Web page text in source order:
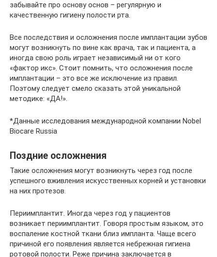
забывайте про основу основ – регулярную и
качественную гигиену полости рта.
Все последствия и осложнения после имплантации зубов
могут возникнуть по вине как врача, так и пациента, а
иногда свою роль играет независимый ни от кого
«фактор икс». Стоит помнить, что осложнения после
имплантации – это все же исключение из правил.
Поэтому следует смело сказать этой уникальной
методике: «ДА!».
*Данные исследования международной компании Nobel
Biocare Russia
Поздние осложнения
Такие осложнения могут возникнуть через год после
успешного вживления искусственных корней и установки
на них протезов.
Периимплантит. Иногда через год у пациентов
возникает периимплантит. Говоря простым языком, это
воспаление костной ткани близ импланта. Чаще всего
причиной его появления является небрежная гигиена
ротовой полости. Реже причина заключается в